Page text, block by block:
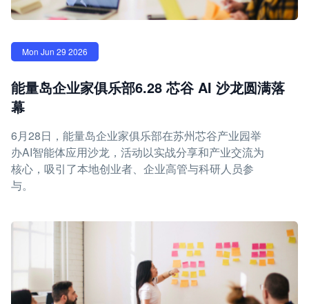
Mon Jun 29 2026
能量岛企业家俱乐部6.28 芯谷 AI 沙龙圆满落
幕
6月28日，能量岛企业家俱乐部在苏州芯谷产业园举
办AI智能体应用沙龙，活动以实战分享和产业交流为
核心，吸引了本地创业者、企业高管与科研人员参
与。